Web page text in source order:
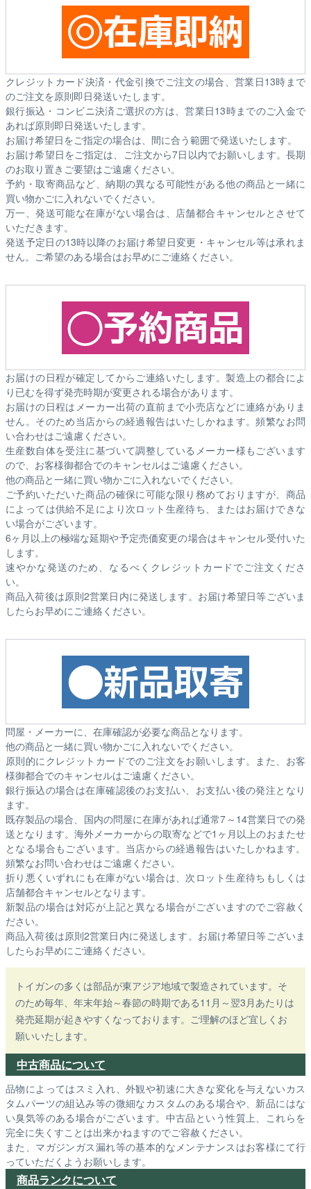
クレジットカード決済・代金引換でご注文の場合、営業日13時まで
のご注文を原則即日発送いたします。
銀行振込・コンビニ決済ご選択の方は、営業日13時までのご入金で
あれば原則即日発送いたします。
お届け希望日をご指定の場合は、間に合う範囲で発送いたします。
お届け希望日をご指定は、ご注文から7日以内でお願いします。長期
のお取り置きご要望はご遠慮ください。
予約・取寄商品など、納期の異なる可能性がある他の商品と一緒に
買い物かごに入れないでください。
万一、発送可能な在庫がない場合は、店舗都合キャンセルとさせて
いただきます。
発送予定日の13時以降のお届け希望日変更・キャンセル等は承れま
せん。ご希望のある場合はお早めにご連絡ください。
お届けの日程が確定してからご連絡いたします。製造上の都合によ
り已むを得ず発売時期が変更される場合があります。
お届けの日程はメーカー出荷の直前まで小売店などに連絡がありま
せん。そのため当店からの経過報告はいたしかねます。頻繁なお問
い合わせはご遠慮ください。
生産数自体を受注に基づいて調整しているメーカー様もございます
ので、お客様御都合でのキャンセルはご遠慮ください。
他の商品と一緒に買い物かごに入れないでください。
ご予約いただいた商品の確保に可能な限り務めておりますが、商品
によっては供給不足により次ロット生産待ち、またはお届けできな
い場合がございます。
6ヶ月以上の極端な延期や予定売価変更の場合はキャンセル受付いた
します。
速やかな発送のため、なるべくクレジットカードでご注文くださ
い。
商品入荷後は原則2営業日内に発送します。お届け希望日等ございま
したらお早めにご連絡ください。
問屋・メーカーに、在庫確認が必要な商品となります。
他の商品と一緒に買い物かごに入れないでください。
原則的にクレジットカードでのご注文をお願いします。また、お客
様御都合でのキャンセルはご遠慮ください。
銀行振込の場合は在庫確認後のお支払い、お支払い後の発注となり
ます。
既存製品の場合、国内の問屋に在庫があれば通常7～14営業日での発
送となります。海外メーカーからの取寄などで1ヶ月以上のおまたせ
となる場合もございます。 当店からの経過報告はいたしかねます。
頻繁なお問い合わせはご遠慮ください。
折り悪くいずれにも在庫がない場合は、次ロット生産待ちもしくは
店舗都合キャンセルとなります。
新製品の場合は対応が上記と異なる場合がございますのでご容赦く
ださい。
商品入荷後は原則2営業日内に発送します。お届け希望日等ございま
したらお早めにご連絡ください。
トイガンの多くは部品が東アジア地域で製造されています。そ
のため毎年、年末年始～春節の時期である11月～翌3月あたりは
発売延期が起きやすくなっております。ご理解のほど宜しくお
願いいたします。
中古商品について
品物によってはスミ入れ、外観や初速に大きな変化を与えないカス
タムパーツの組込み等の微細なカスタムのある場合や、新品にはな
い臭気等のある場合がございます。中古品という性質上、これらを
完全に失くすことは出来かねますのでご容赦ください。
また、マガジンガス漏れ等の基本的なメンテナンスはお客様にて行
っていただくようお願いします。
商品ランクについて